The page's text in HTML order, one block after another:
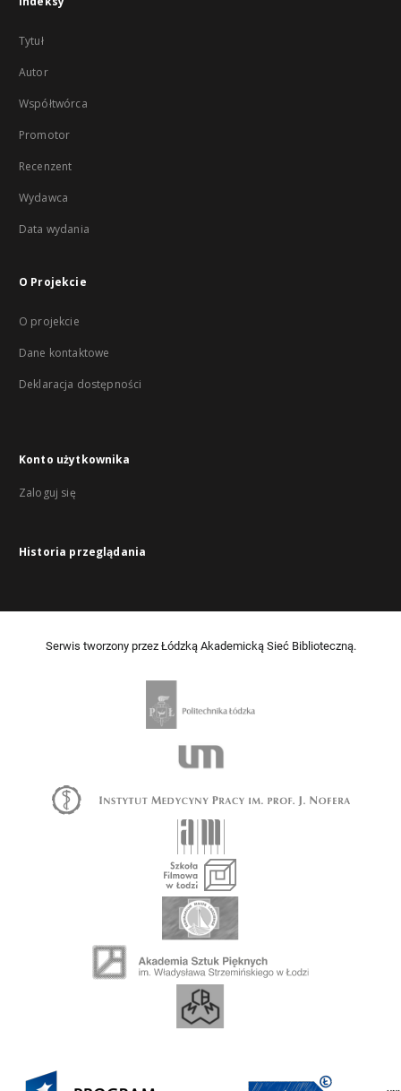
Tytuł
Autor
Współtwórca
Promotor
Recenzent
Wydawca
Data wydania
O Projekcie
O projekcie
Dane kontaktowe
Deklaracja dostępności
Konto użytkownika
Zaloguj się
Historia przeglądania
Serwis tworzony przez Łódzką Akademicką Sieć Biblioteczną.